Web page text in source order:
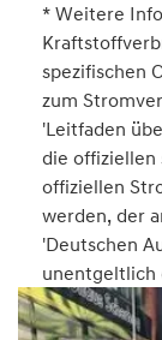
* Weitere
spezifischen
zum
'Leitfaden
die offiziellen
offiziellen
werden, der
'Deutschen
unentgeltlich